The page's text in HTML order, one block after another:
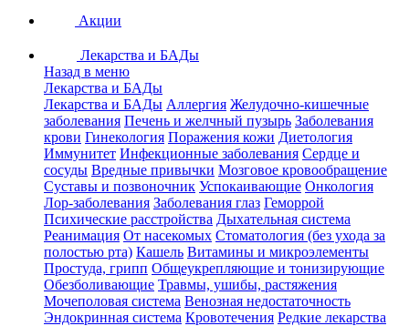
Акции
Лекарства и БАДы
Назад в меню
Лекарства и БАДы
Лекарства и БАДы Аллергия Желудочно-кишечные
заболевания Печень и желчный пузырь Заболевания
крови Гинекология Поражения кожи Диетология
Иммунитет Инфекционные заболевания Сердце и
сосуды Вредные привычки Мозговое кровообращение
Суставы и позвоночник Успокаивающие Онкология
Лор-заболевания Заболевания глаз Геморрой
Психические расстройства Дыхательная система
Реанимация От насекомых Стоматология (без ухода за
полостью рта) Кашель Витамины и микроэлементы
Простуда, грипп Общеукрепляющие и тонизирующие
Обезболивающие Травмы, ушибы, растяжения
Мочеполовая система Венозная недостаточность
Эндокринная система Кровотечения Редкие лекарства